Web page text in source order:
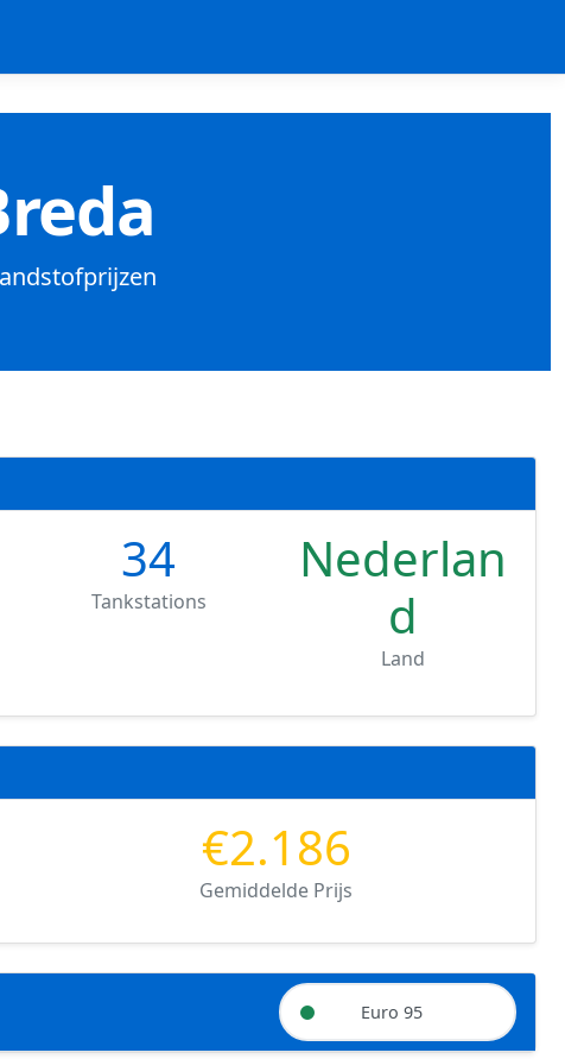
34
Tankstations
Nederlan
d
Land
€2.186
Gemiddelde Prijs
Euro 95